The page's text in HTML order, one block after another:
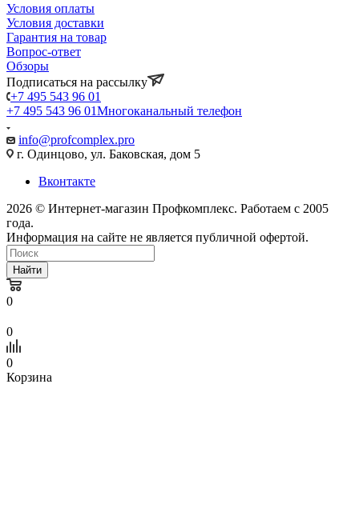
Условия оплаты
Условия доставки
Гарантия на товар
Вопрос-ответ
Обзоры
Подписаться на рассылку
+7 495 543 96 01
+7 495 543 96 01Многоканальный телефон
info@profcomplex.pro
г. Одинцово, ул. Баковская, дом 5
Вконтакте
2026 © Интернет-магазин Профкомплекс. Работаем с 2005
года.
Информация на сайте не является публичной офертой.
Найти
0
0
0
Корзина